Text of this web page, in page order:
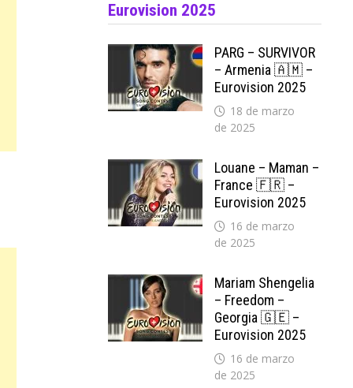
Eurovision 2025
PARG – SURVIVOR
– Armenia 🇦🇲 –
Eurovision 2025
18 de marzo
de 2025
Louane – Maman –
France 🇫🇷 –
Eurovision 2025
16 de marzo
de 2025
Mariam Shengelia
– Freedom –
Georgia 🇬🇪 –
Eurovision 2025
16 de marzo
de 2025